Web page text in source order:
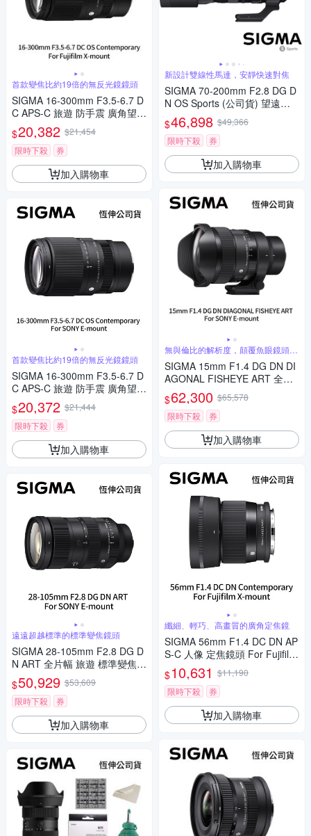
首款變焦比約19倍的無反光鏡鏡頭
SIGMA 16-300mm F3.5-6.7 D
C APS-C 旅遊 防手震 廣角望遠
鏡頭 For Fujifilm X-mount (公
司貨)
$20,382 $21,454
限時下殺
券
加入購物車
首款變焦比約19倍的無反光鏡鏡頭
SIGMA 16-300mm F3.5-6.7 D
C APS-C 旅遊 防手震 廣角望遠
鏡頭 For SONY E-mount (公司
貨)
$20,372 $21,444
限時下殺
券
加入購物車
遠遠超越標準的標準變焦鏡頭
SIGMA 28-105mm F2.8 DG D
N ART 全片幅 旅遊 標準變焦鏡
頭 For SONY E-mount (公司
貨)
$50,929 $53,609
限時下殺
券
加入購物車
新設計雙線性馬達，安靜快速對焦
SIGMA 70-200mm F2.8 DG D
N OS Sports (公司貨) 望遠變
焦鏡頭 大三元 全片幅無反微單
眼鏡頭
$46,898 $49,366
限時下殺
券
加入購物車
無與倫比的解析度，顛覆魚眼鏡頭的
傳統觀念
SIGMA 15mm F1.4 DG DN DI
AGONAL FISHEYE ART 全片
幅 魚眼定焦鏡頭 For SONY E-
mount (公司貨)
$62,300 $65,578
限時下殺
券
加入購物車
纖細、輕巧、高畫質的廣角定焦鏡
SIGMA 56mm F1.4 DC DN AP
S-C 人像 定焦鏡頭 For Fujifilm
X-mount (公司貨)
$10,631 $11,190
限時下殺
券
加入購物車